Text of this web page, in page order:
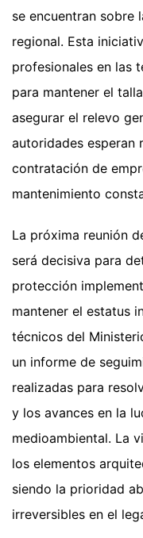
se encuentran sobre
regional. Esta
profesionales en las
para mantener el
asegurar el relevo
autoridades esperan
contratación de
mantenimiento
La próxima reunión
será decisiva para
protección
mantener el estatus
técnicos del
un informe de
realizadas para
y los avances en la
medioambiental. La
los elementos
siendo la prioridad
irreversibles en el